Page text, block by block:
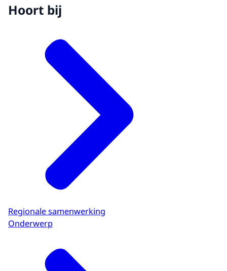
Hoort bij
Regionale samenwerking
Onderwerp